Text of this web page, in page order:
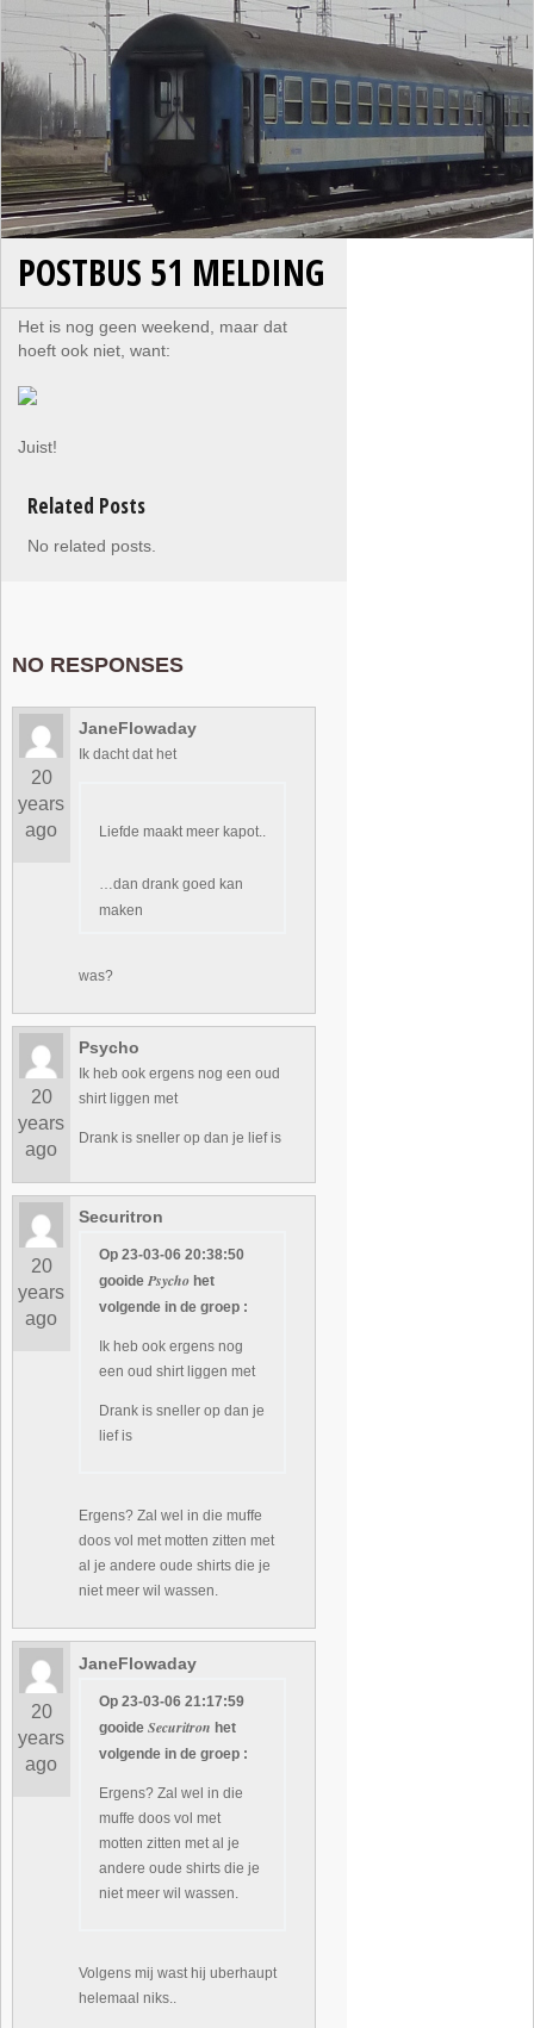
POSTBUS 51 MELDING
Het is nog geen weekend, maar dat
hoeft ook niet, want:
Juist!
Related Posts
No related posts.
NO RESPONSES
20
years
ago
JaneFlowaday
Ik dacht dat het
Liefde maakt meer kapot..
…dan drank goed kan
maken
was?
20
years
ago
Psycho
Ik heb ook ergens nog een oud
shirt liggen met
Drank is sneller op dan je lief is
20
years
ago
Securitron
Op 23-03-06 20:38:50
gooidePsycho het
volgende in de groep :
Ik heb ook ergens nog
een oud shirt liggen met
Drank is sneller op dan je
lief is
Ergens? Zal wel in die muffe
doos vol met motten zitten met
al je andere oude shirts die je
niet meer wil wassen.
20
years
ago
JaneFlowaday
Op 23-03-06 21:17:59
gooideSecuritron het
volgende in de groep :
Ergens? Zal wel in die
muffe doos vol met
motten zitten met al je
andere oude shirts die je
niet meer wil wassen.
Volgens mij wast hij uberhaupt
helemaal niks..